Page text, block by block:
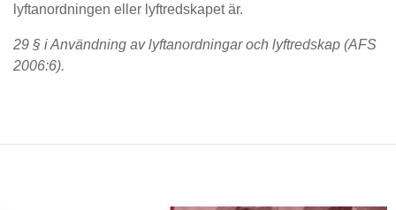
lyftanordningen eller lyftredskapet är.
29 § i Användning av lyftanordningar och lyftredskap (AFS
2006:6).